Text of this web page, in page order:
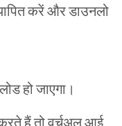
करेंऔरडाउनलो
होजाएगा ।
हैंतोवर्चुअलआई